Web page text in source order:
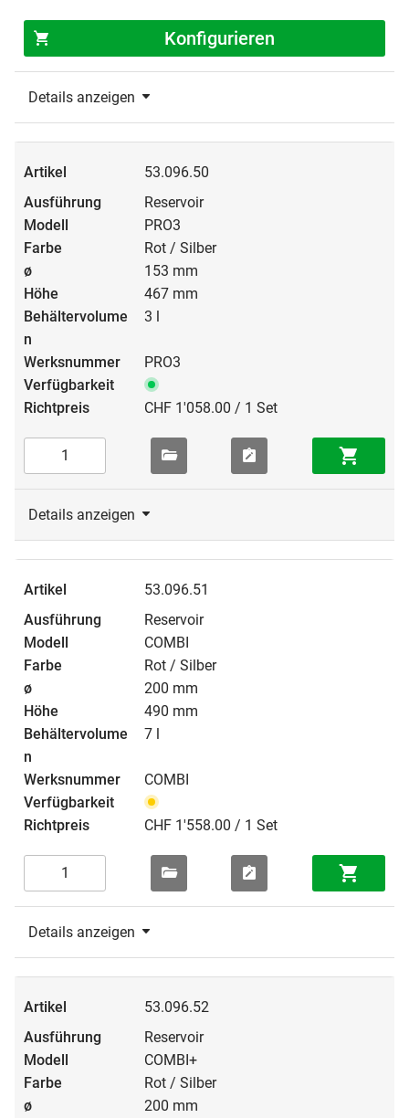
Konfigurieren
Details anzeigen
53.096.50
Reservoir
PRO3
Rot / Silber
153 mm
467 mm
3 l
PRO3
CHF 1'058.00 / 1 Set
Details anzeigen
53.096.51
Reservoir
COMBI
Rot / Silber
200 mm
490 mm
7 l
COMBI
CHF 1'558.00 / 1 Set
Details anzeigen
53.096.52
Reservoir
COMBI+
Rot / Silber
200 mm